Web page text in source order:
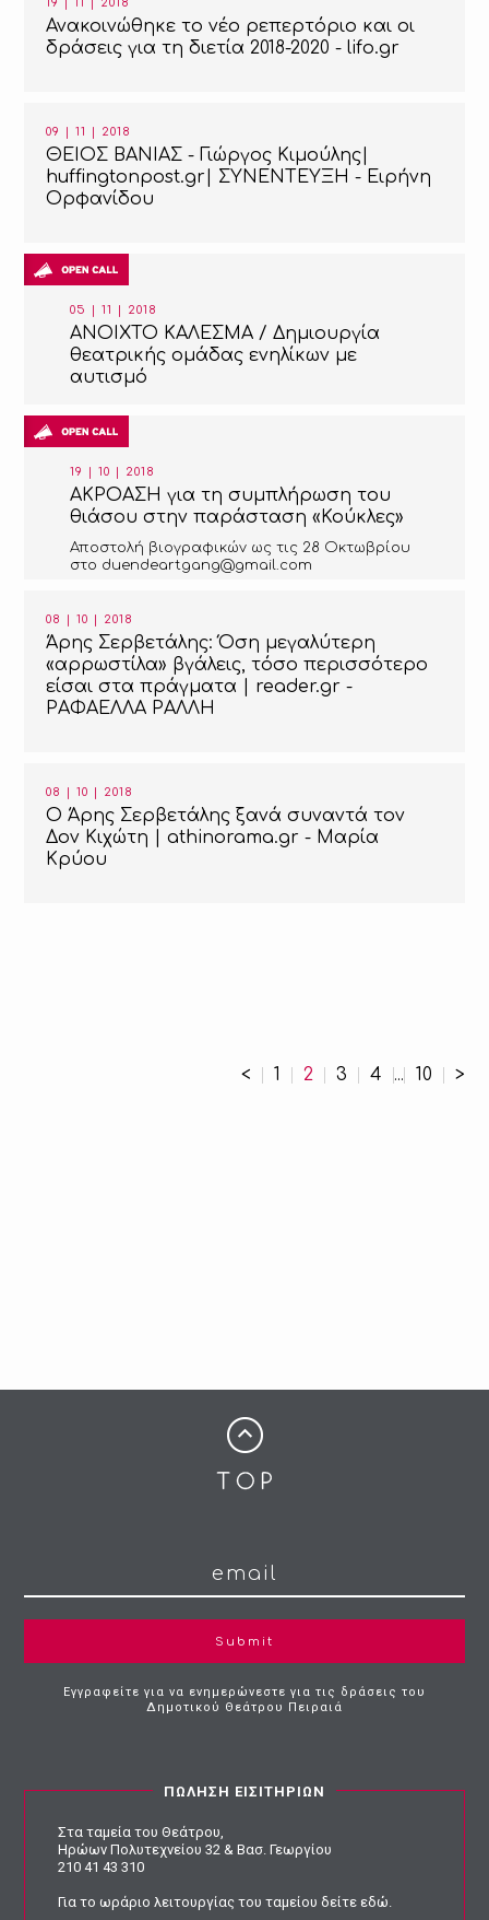
Ανακοινώθηκε το νέο ρεπερτόριο και οι
δράσεις για τη διετία 2018-2020 - lifo.gr
09 | 11 | 2018
ΘΕΙΟΣ ΒΑΝΙΑΣ - Γιώργος Κιμούλης|
huffingtonpost.gr| ΣΥΝΕΝΤΕΥΞΗ - Ειρήνη
Ορφανίδου
05 | 11 | 2018
ΑΝΟΙΧΤΟ ΚΑΛΕΣΜΑ / Δημιουργία
θεατρικής ομάδας ενηλίκων με
αυτισμό
19 | 10 | 2018
ΑΚΡΟΑΣΗ για τη συμπλήρωση του
θιάσου στην παράσταση «Κούκλες»
Αποστολή βιογραφικών ως τις 28 Οκτωβρίου
στο duendeartgang@gmail.com
08 | 10 | 2018
Άρης Σερβετάλης: Όση μεγαλύτερη
«αρρωστίλα» βγάλεις, τόσο περισσότερο
είσαι στα πράγματα | reader.gr -
ΡΑΦΑΕΛΛΑ ΡAΛΛΗ
08 | 10 | 2018
O Άρης Σερβετάλης ξανά συναντά τον
Δον Κιχώτη | athinorama.gr - Μαρία
Κρύου
< 1 2 3 4 ... 10 >
Submit
Εγγραφείτε για να ενημερώνεστε για τις δράσεις του
Δημοτικού Θεάτρου Πειραιά
ΠΩΛΗΣΗ ΕΙΣΙΤΗΡΙΩΝ
Στα ταμεία του Θεάτρου,
Ηρώων Πολυτεχνείου 32 & Βασ. Γεωργίου
210 41 43 310
Για το ωράριο λειτουργίας του ταμείουδείτε εδώ.